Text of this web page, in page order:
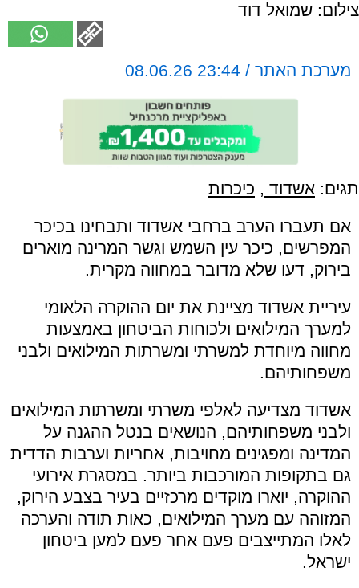
צילום: שמואל דוד
מערכת האתר / 23:44 08.06.26
תגים: אשדוד , כיכרות
אם תעברו הערב ברחבי אשדוד ותבחינו בכיכר
המפרשים, כיכר עין השמש וגשר המרינה מוארים
בירוק, דעו שלא מדובר במחווה מקרית.
עיריית אשדוד מציינת את יום ההוקרה הלאומי
למערך המילואים ולכוחות הביטחון באמצעות
מחווה מיוחדת למשרתי ומשרתות המילואים ולבני
משפחותיהם.
אשדוד מצדיעה לאלפי משרתי ומשרתות המילואים
ולבני משפחותיהם, הנושאים בנטל ההגנה על
המדינה ומפגינים מחויבות, אחריות וערבות הדדית
גם בתקופות המורכבות ביותר. במסגרת אירועי
ההוקרה, יוארו מוקדים מרכזיים בעיר בצבע הירוק,
המזוהה עם מערך המילואים, כאות תודה והערכה
לאלו המתייצבים פעם אחר פעם למען ביטחון
ישראל.